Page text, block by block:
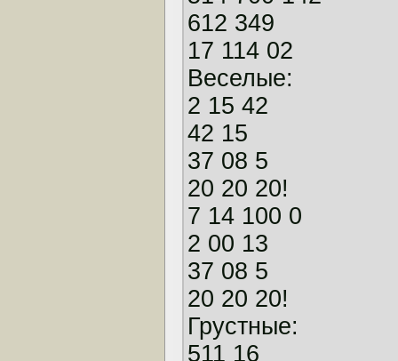
612 349
17 114 02
Веселые:
2 15 42
42 15
37 08 5
20 20 20!
7 14 100 0
2 00 13
37 08 5
20 20 20!
Грустные:
511 16